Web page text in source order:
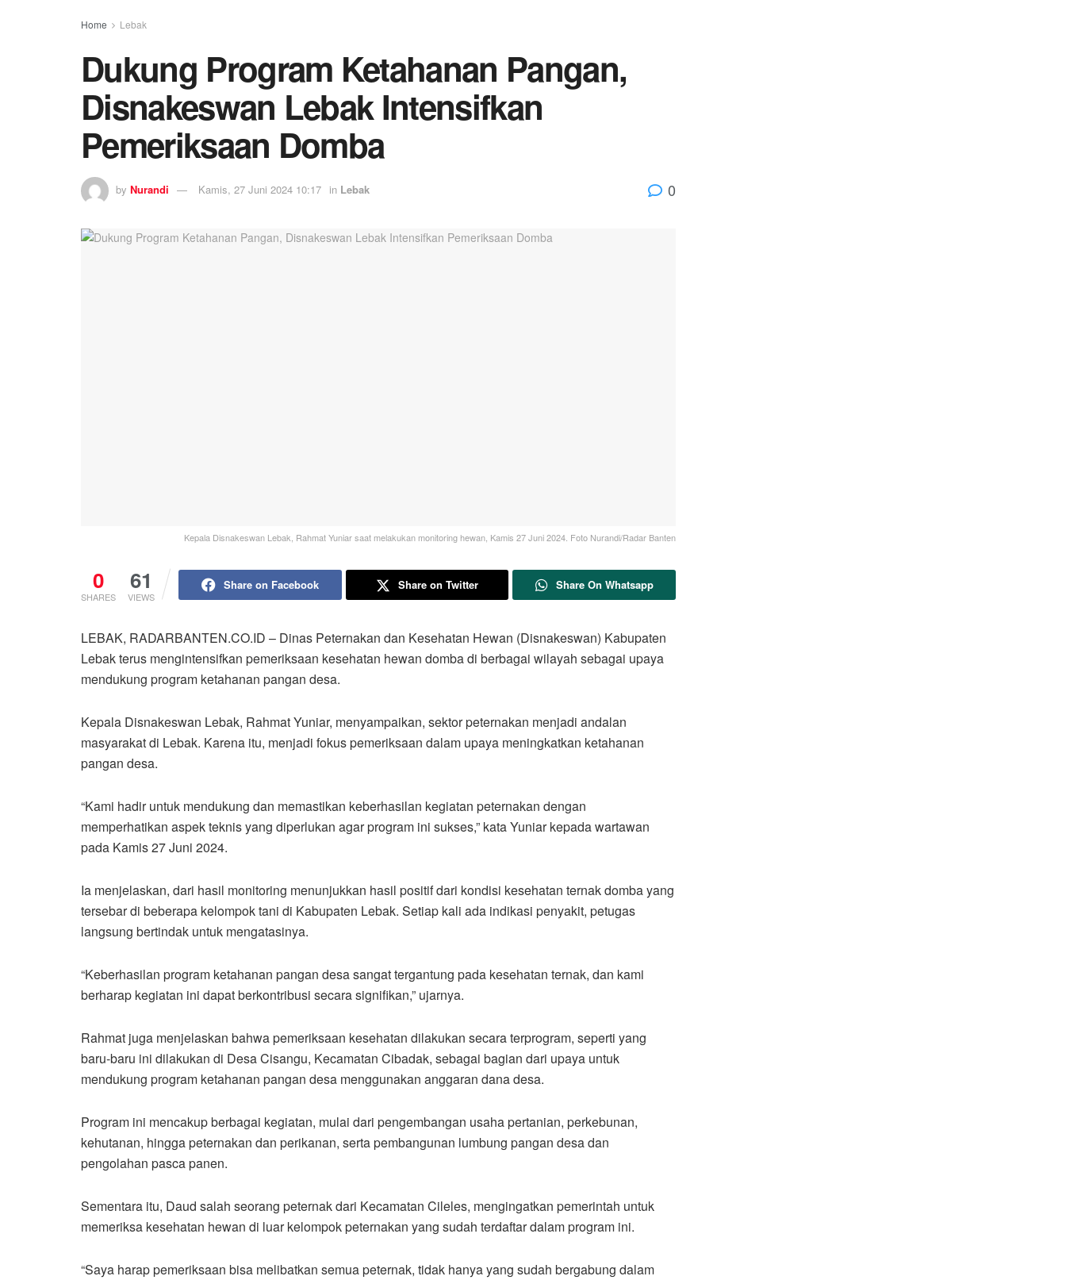
Home Lebak
Dukung Program Ketahanan Pangan,
Disnakeswan Lebak Intensifkan
Pemeriksaan Domba
by Nurandi Kamis, 27 Juni 2024 10:17 in Lebak 0
Kepala Disnakeswan Lebak, Rahmat Yuniar saat melakukan monitoring hewan, Kamis 27 Juni 2024. Foto Nurandi/Radar Banten
0
SHARES
61
VIEWS
Share on Facebook Share on Twitter Share On Whatsapp
LEBAK, RADARBANTEN.CO.ID – Dinas Peternakan dan Kesehatan Hewan (Disnakeswan) Kabupaten
Lebak terus mengintensifkan pemeriksaan kesehatan hewan domba di berbagai wilayah sebagai upaya
mendukung program ketahanan pangan desa.
Kepala Disnakeswan Lebak, Rahmat Yuniar, menyampaikan, sektor peternakan menjadi andalan
masyarakat di Lebak. Karena itu, menjadi fokus pemeriksaan dalam upaya meningkatkan ketahanan
pangan desa.
“Kami hadir untuk mendukung dan memastikan keberhasilan kegiatan peternakan dengan
memperhatikan aspek teknis yang diperlukan agar program ini sukses,” kata Yuniar kepada wartawan
pada Kamis 27 Juni 2024.
Ia menjelaskan, dari hasil monitoring menunjukkan hasil positif dari kondisi kesehatan ternak domba yang
tersebar di beberapa kelompok tani di Kabupaten Lebak. Setiap kali ada indikasi penyakit, petugas
langsung bertindak untuk mengatasinya.
“Keberhasilan program ketahanan pangan desa sangat tergantung pada kesehatan ternak, dan kami
berharap kegiatan ini dapat berkontribusi secara signifikan,” ujarnya.
Rahmat juga menjelaskan bahwa pemeriksaan kesehatan dilakukan secara terprogram, seperti yang
baru-baru ini dilakukan di Desa Cisangu, Kecamatan Cibadak, sebagai bagian dari upaya untuk
mendukung program ketahanan pangan desa menggunakan anggaran dana desa.
Program ini mencakup berbagai kegiatan, mulai dari pengembangan usaha pertanian, perkebunan,
kehutanan, hingga peternakan dan perikanan, serta pembangunan lumbung pangan desa dan
pengolahan pasca panen.
Sementara itu, Daud salah seorang peternak dari Kecamatan Cileles, mengingatkan pemerintah untuk
memeriksa kesehatan hewan di luar kelompok peternakan yang sudah terdaftar dalam program ini.
“Saya harap pemeriksaan bisa melibatkan semua peternak, tidak hanya yang sudah bergabung dalam